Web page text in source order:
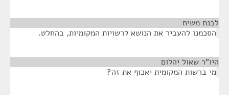
לבנת משיח
הסכמנו להעביר את הנושא לרשויות המקומיות, בהחלט.
היו"ר שאול יהלום
מי ברשות המקומית יאכוף את זה?